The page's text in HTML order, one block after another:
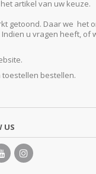
artikel van uw keuze.
Daar we het
u vragen heeft,
toestellen bestellen.
US